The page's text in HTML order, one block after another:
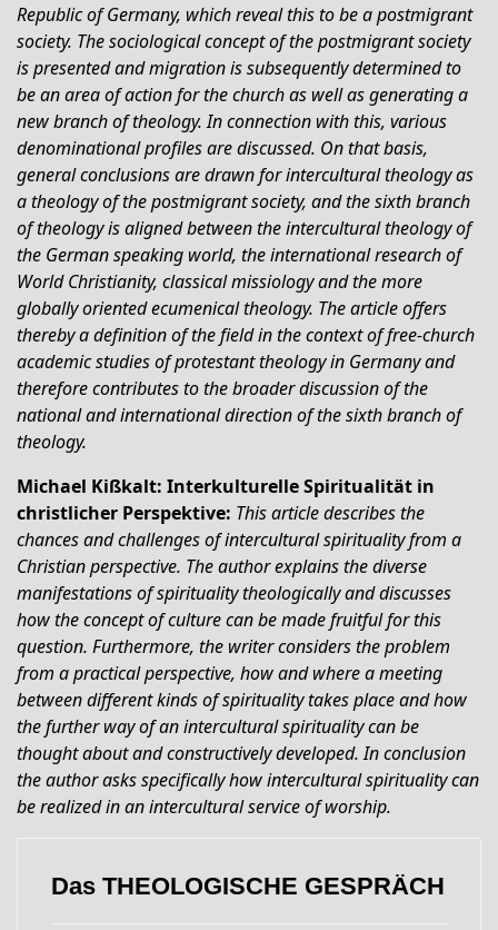
Republic of Germany, which reveal this to be a postmigrant
society. The sociological concept of the postmigrant society
is presented and migration is subsequently determined to
be an area of action for the church as well as generating a
new branch of theology. In connection with this, various
denominational profiles are discussed. On that basis,
general conclusions are drawn for intercultural theology as
a theology of the postmigrant society, and the sixth branch
of theology is aligned between the intercultural theology of
the German speaking world, the international research of
World Christianity, classical missiology and the more
globally oriented ecumenical theology. The article offers
thereby a definition of the field in the context of free-church
academic studies of protestant theology in Germany and
therefore contributes to the broader discussion of the
national and international direction of the sixth branch of
theology.
Michael Kißkalt: Interkulturelle Spiritualität in
christlicher Perspektive: This article describes the
chances and challenges of intercultural spirituality from a
Christian perspective. The author explains the diverse
manifestations of spirituality theologically and discusses
how the concept of culture can be made fruitful for this
question. Furthermore, the writer considers the problem
from a practical perspective, how and where a meeting
between different kinds of spirituality takes place and how
the further way of an intercultural spirituality can be
thought about and constructively developed. In conclusion
the author asks specifically how intercultural spirituality can
be realized in an intercultural service of worship.
Das THEOLOGISCHE GESPRÄCH